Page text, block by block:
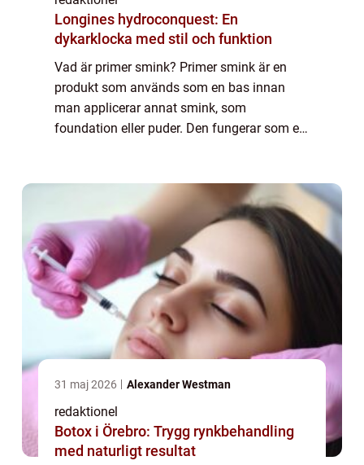
Longines hydroconquest: En
dykarklocka med stil och funktion
Vad är primer smink? Primer smink är en
produkt som används som en bas innan
man applicerar annat smink, som
foundation eller puder. Den fungerar som en
31 maj 2026 Alexander Westman
redaktionel
Botox i Örebro: Trygg rynkbehandling
med naturligt resultat